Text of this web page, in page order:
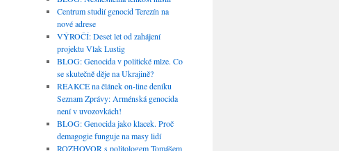
Centrum studií genocid Terezín na
nové adrese
VÝROČÍ: Deset let od zahájení
projektu Vlak Lustig
BLOG: Genocida v politické mlze. Co
se skutečně děje na Ukrajině?
REAKCE na článek on-line deníku
Seznam Zprávy: Arménská genocida
není v uvozovkách!
BLOG: Genocida jako klacek. Proč
demagogie funguje na masy lidí
ROZHOVOR s politologem Tomášem